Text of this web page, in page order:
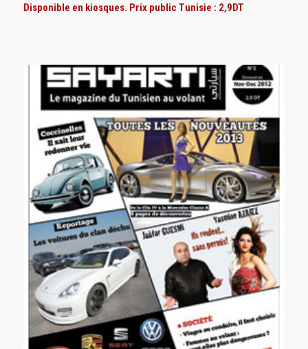
Disponible en kiosques. Prix public Tunisie : 2,9DT